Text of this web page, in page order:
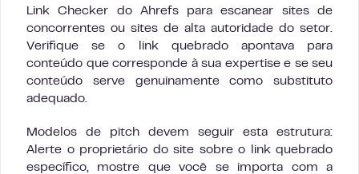
Link Checker do Ahrefs para escanear sites de
concorrentes ou sites de alta autoridade do setor.
Verifique se o link quebrado apontava para
conteúdo que corresponde à sua expertise e se seu
conteúdo serve genuinamente como substituto
adequado.
Modelos de pitch devem seguir esta estrutura:
Alerte o proprietário do site sobre o link quebrado
específico, mostre que você se importa com a